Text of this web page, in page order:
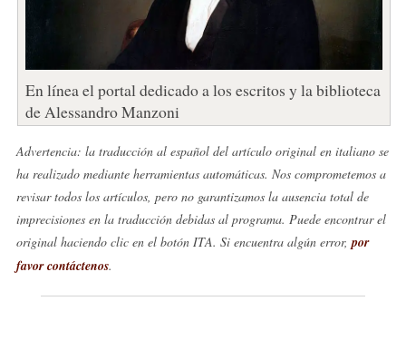
En línea el portal dedicado a los escritos y la biblioteca
de Alessandro Manzoni
Advertencia: la traducción al español del artículo original en italiano se
ha realizado mediante herramientas automáticas. Nos comprometemos a
revisar todos los artículos, pero no garantizamos la ausencia total de
imprecisiones en la traducción debidas al programa. Puede encontrar el
original haciendo clic en el botón ITA. Si encuentra algún error, por
favor contáctenos.